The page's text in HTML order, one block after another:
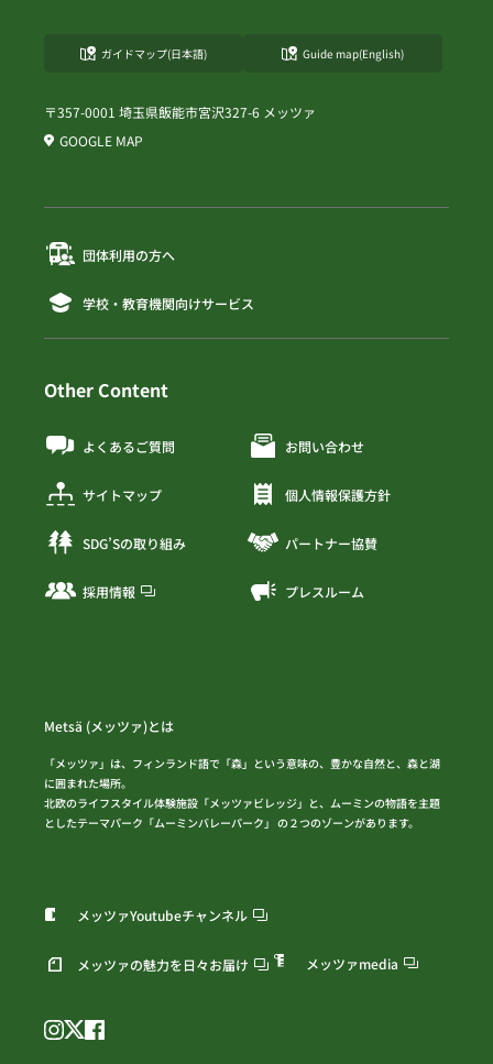
ガイドマップ(日本語) Guide map(English)
〒357-0001 埼玉県飯能市宮沢327-6 メッツァ
GOOGLE MAP
団体利用の方へ
学校・教育機関向けサービス
Other Content
よくあるご質問
サイトマップ
SDG’Sの取り組み
採用情報
お問い合わせ
個人情報保護方針
パートナー協賛
プレスルーム
Metsä (メッツァ)とは
「メッツァ」は、フィンランド語で「森」という意味の、豊かな自然と、森と湖
に囲まれた場所。
北欧のライフスタイル体験施設「メッツァビレッジ」と、ムーミンの物語を主題
としたテーマパーク「ムーミンバレーパーク」 の２つのゾーンがあります。
メッツァYoutubeチャンネル
メッツァの魅力を日々お届け メッツァmedia